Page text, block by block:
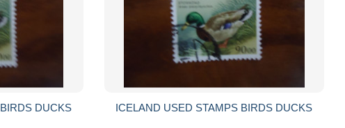
ICELAND USED STAMPS BIRDS DUCKS ICELAND USED STAMPS BIRDS DUCKS